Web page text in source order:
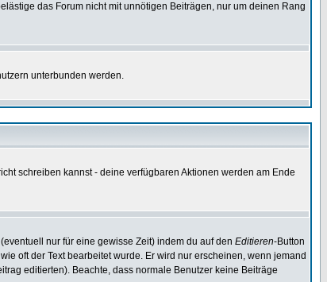
das Forum nicht mit unnötigen Beiträgen, nur um deinen Rang
unterbunden werden.
schreiben kannst - deine verfügbaren Aktionen werden am Ende
nur für eine gewisse Zeit) indem du auf den Editieren-Button
oft der Text bearbeitet wurde. Er wird nur erscheinen, wenn jemand
editierten). Beachte, dass normale Benutzer keine Beiträge